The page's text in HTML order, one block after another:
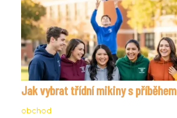
Jak vybrat třídní mikiny s příběhem
obchod